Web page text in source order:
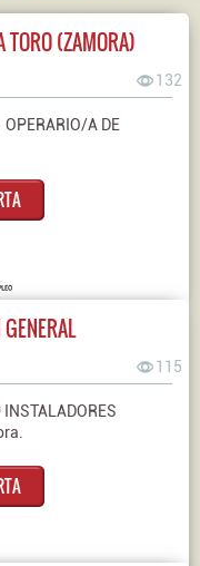
TORO (ZAMORA)
132
A DE
115